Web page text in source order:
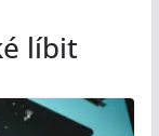
líbit